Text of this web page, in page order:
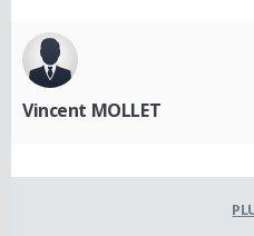
Vincent MOLLET